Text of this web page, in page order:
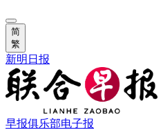
简
繁
新明日报
早报俱乐部电子报